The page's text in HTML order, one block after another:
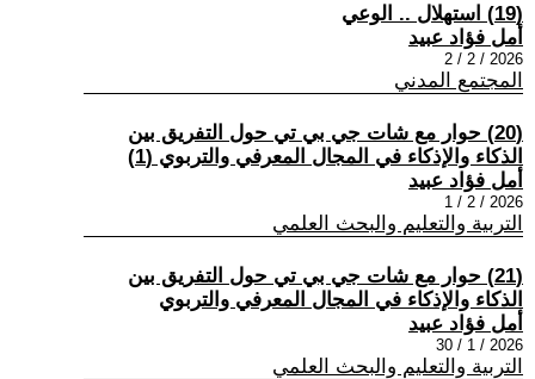
(19) استهلال .. الوعي
أمل فؤاد عبيد
2026 / 2 / 2
المجتمع المدني
(20) حوار مع شات جي بي تي حول التفريق بين
الذكاء والإذكاء في المجال المعرفي والتربوي (1)
أمل فؤاد عبيد
2026 / 2 / 1
التربية والتعليم والبحث العلمي
(21) حوار مع شات جي بي تي حول التفريق بين
الذكاء والإذكاء في المجال المعرفي والتربوي
أمل فؤاد عبيد
2026 / 1 / 30
التربية والتعليم والبحث العلمي